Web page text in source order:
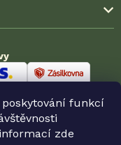
funkcí
zde